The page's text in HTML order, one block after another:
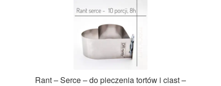
Rant – Serce – do pieczenia tortów i ciast –